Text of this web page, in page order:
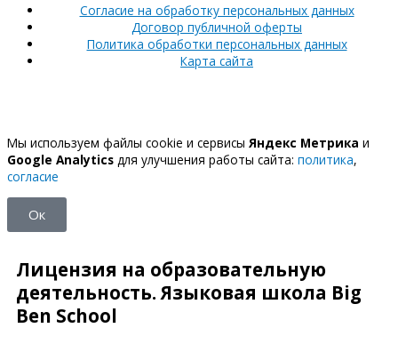
Согласие на обработку персональных данных
Договор публичной оферты
Политика обработки персональных данных
Карта сайта
Мы используем файлы cookie и сервисы Яндекс Метрика и
Google Analytics для улучшения работы сайта: политика,
согласие
Ок
Лицензия на образовательную
деятельность. Языковая школа Big
Ben School